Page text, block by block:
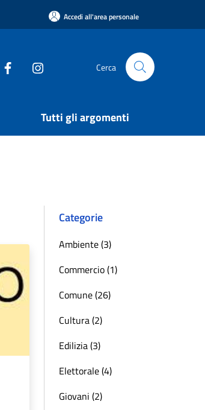
Accedi all'area personale
Cerca
Tutti gli argomenti
Categorie
Ambiente (3)
Commercio (1)
Comune (26)
Cultura (2)
Edilizia (3)
Elettorale (4)
Giovani (2)